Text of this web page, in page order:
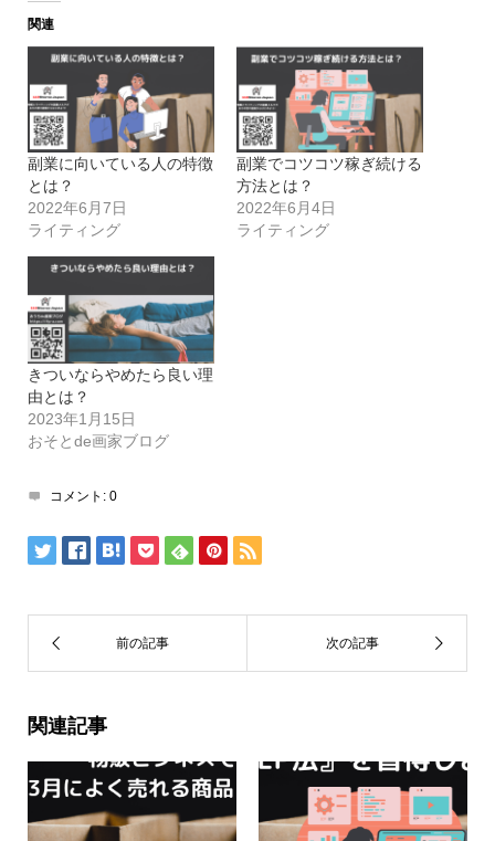
関連
副業に向いている人の特徴
とは？
2022年6月7日
ライティング
副業でコツコツ稼ぎ続ける
方法とは？
2022年6月4日
ライティング
きついならやめたら良い理
由とは？
2023年1月15日
おそとde画家ブログ
コメント: 0
関連記事